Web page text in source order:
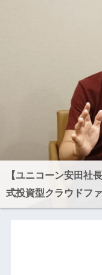
【ユニコーン安田社
式投資型クラウドフ